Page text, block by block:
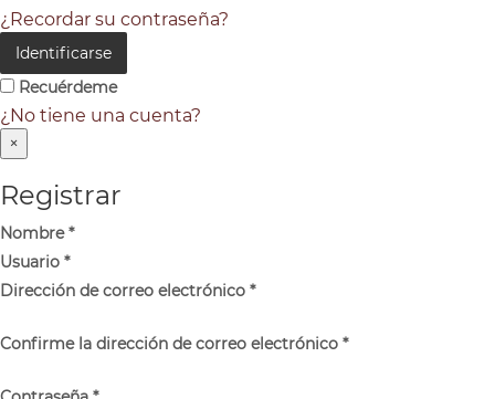
¿Recordar su contraseña?
Identificarse
Recuérdeme
¿No tiene una cuenta?
×
Registrar
Nombre*
Usuario *
Dirección de correo electrónico *
Confirme la dirección de correo electrónico *